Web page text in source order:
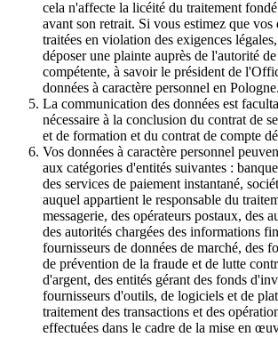
cela n'affecte la licéité du traitement
avant son retrait. Si vous estimez que vos
traitées en violation des exigences
déposer une plainte auprès de l'autorité
compétente, à savoir le président de
données à caractère personnel en Pologne.
La communication des données est
nécessaire à la conclusion du contrat de
et de formation et du contrat de compte
Vos données à caractère personnel
aux catégories d'entités suivantes :
des services de paiement instantané,
auquel appartient le responsable du
messagerie, des opérateurs postaux, des
des autorités chargées des informations
fournisseurs de données de marché, des
de prévention de la fraude et de lutte
d'argent, des entités gérant des fonds
fournisseurs d'outils, de logiciels et de
traitement des transactions et des
effectuées dans le cadre de la mise en